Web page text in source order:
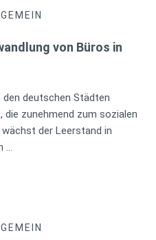
von Büros in
deutschen Städten
die zunehmend zum sozialen
der Leerstand in
…